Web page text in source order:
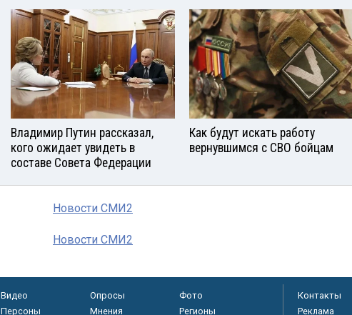
Владимир Путин рассказал,
кого ожидает увидеть в
составе Совета Федерации
Как будут искать работу
вернувшимся с СВО бойцам
Новости СМИ2
Новости СМИ2
Видео Опросы
Фото
Персоны
Мнения Регионы
Контакты
Реклама